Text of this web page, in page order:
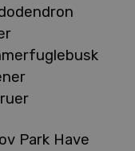
Park Have